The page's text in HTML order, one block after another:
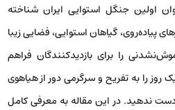
اولین جنگل استوایی ایران شناخته
پیاده‌روی، گیاهان استوایی، فضایی زیبا
را برای بازدیدکنندگان فراهم
را به تفریح و سرگرمی دور از هیاهوی
دست ندهید. در این مقاله به معرفی کامل